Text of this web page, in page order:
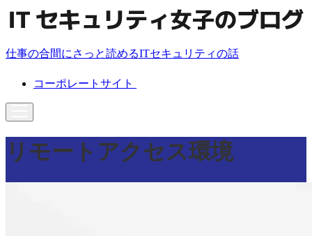
仕事の合間にさっと読めるITセキュリティの話
コーポレートサイト
リモートアクセス環境